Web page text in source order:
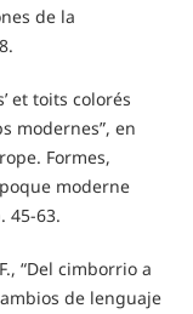
de la
et toits colorés
modernes”, en
Formes,
moderne
45-63.
“Del cimborrio a
de lenguaje